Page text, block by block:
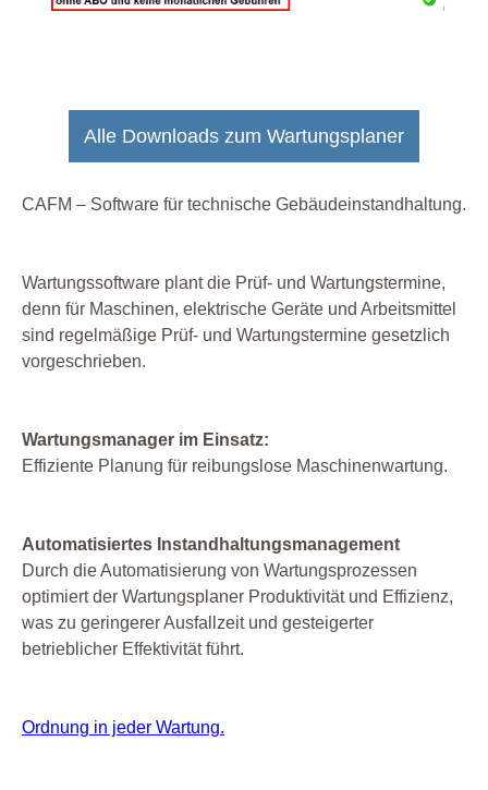
Alle Downloads zum Wartungsplaner
CAFM – Software für technische Gebäudeinstandhaltung.
Wartungssoftware plant die Prüf- und Wartungstermine,
denn für Maschinen, elektrische Geräte und Arbeitsmittel
sind regelmäßige Prüf- und Wartungstermine gesetzlich
vorgeschrieben.
Wartungsmanager im Einsatz:
Effiziente Planung für reibungslose Maschinenwartung.
Automatisiertes Instandhaltungsmanagement
Durch die Automatisierung von Wartungsprozessen
optimiert der Wartungsplaner Produktivität und Effizienz,
was zu geringerer Ausfallzeit und gesteigerter
betrieblicher Effektivität führt.
Ordnung in jeder Wartung.